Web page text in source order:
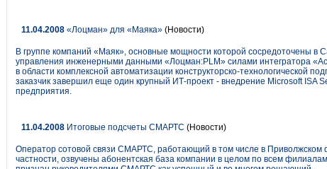
11.04.2008 «Лоцман» для «Маяка» (Новости)
В группе компаний «Маяк», основные мощности которой сосредоточены в
управления инженерными данными «Лоцман:PLM» силами интегратора
в области комплексной автоматизации конструкторско-технологической
заказчик завершил еще один крупный ИТ-проект - внедрение Microsoft ISA
предприятия.
11.04.2008 Итоговые подсчеты СМАРТС (Новости)
Оператор сотовой связи СМАРТС, работающий в том числе в Приволжском
частности, озвучены абонентская база компании в целом по всем